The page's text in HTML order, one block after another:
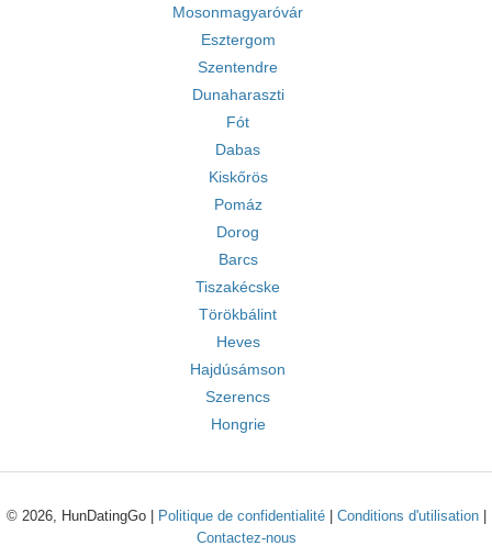
Mosonmagyaróvár
Esztergom
Szentendre
Dunaharaszti
Fót
Dabas
Kiskőrös
Pomáz
Dorog
Barcs
Tiszakécske
Törökbálint
Heves
Hajdúsámson
Szerencs
Hongrie
© 2026, HunDatingGo | Politique de confidentialité| Conditions d'utilisation|
Contactez-nous